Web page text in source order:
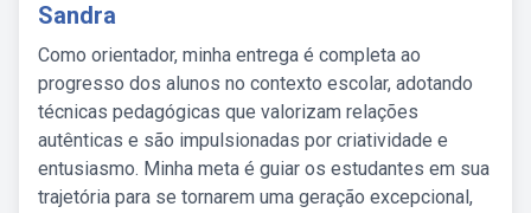
Sandra
Como orientador, minha entrega é completa ao
progresso dos alunos no contexto escolar, adotando
técnicas pedagógicas que valorizam relações
autênticas e são impulsionadas por criatividade e
entusiasmo. Minha meta é guiar os estudantes em sua
trajetória para se tornarem uma geração excepcional,